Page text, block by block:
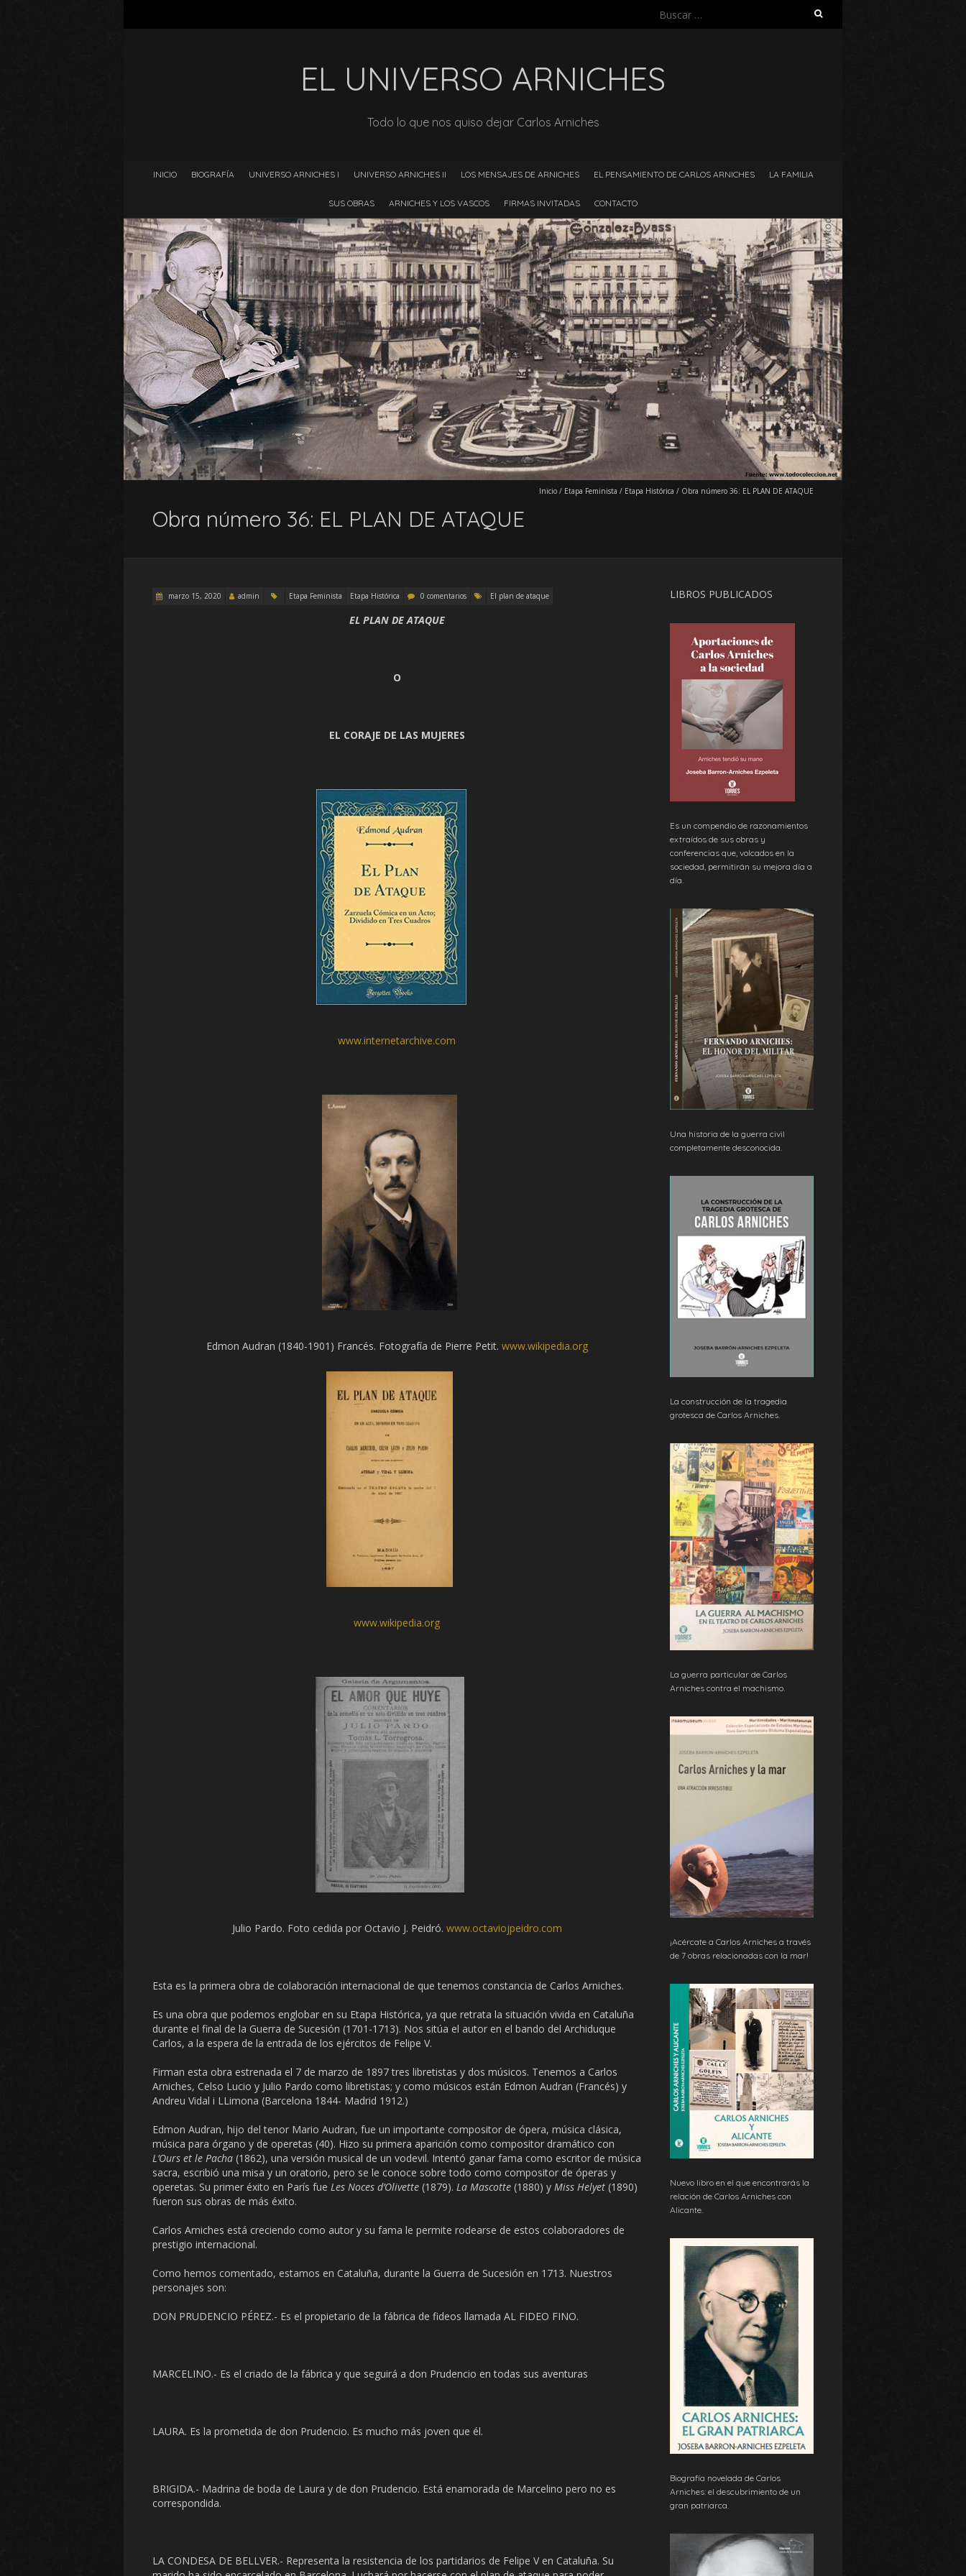
Buscar:
EL UNIVERSO ARNICHES
Todo lo que nos quiso dejar Carlos Arniches
INICIO BIOGRAFÍA UNIVERSO ARNICHES I UNIVERSO ARNICHES II LOS MENSAJES DE ARNICHES EL PENSAMIENTO DE CARLOS ARNICHES LA FAMILIA
SUS OBRAS ARNICHES Y LOS VASCOS FIRMAS INVITADAS CONTACTO
Inicio / Etapa Feminista / Etapa Histórica / Obra número 36: EL PLAN DE ATAQUE
Obra número 36: EL PLAN DE ATAQUE
marzo 15, 2020 admin Etapa Feminista Etapa Histórica 0 comentarios El plan de ataque
EL PLAN DE ATAQUE
O
EL CORAJE DE LAS MUJERES
www.internetarchive.com
Edmon Audran (1840-1901) Francés. Fotografía de Pierre Petit. www.wikipedia.org
www.wikipedia.org
Julio Pardo. Foto cedida por Octavio J. Peidró. www.octaviojpeidro.com
Esta es la primera obra de colaboración internacional de que tenemos constancia de Carlos Arniches.
Es una obra que podemos englobar en su Etapa Histórica, ya que retrata la situación vivida en Cataluña
durante el final de la Guerra de Sucesión (1701-1713). Nos sitúa el autor en el bando del Archiduque
Carlos, a la espera de la entrada de los ejércitos de Felipe V.
Firman esta obra estrenada el 7 de marzo de 1897 tres libretistas y dos músicos. Tenemos a Carlos
Arniches, Celso Lucio y Julio Pardo como libretistas; y como músicos están Edmon Audran (Francés) y
Andreu Vidal i LLimona (Barcelona 1844- Madrid 1912.)
Edmon Audran, hijo del tenor Mario Audran, fue un importante compositor de ópera, música clásica,
música para órgano y de operetas (40). Hizo su primera aparición como compositor dramático con
L’Ours et le Pacha (1862), una versión musical de un vodevil. Intentó ganar fama como escritor de música
sacra, escribió una misa y un oratorio, pero se le conoce sobre todo como compositor de óperas y
operetas. Su primer éxito en París fue Les Noces d’Olivette (1879). La Mascotte (1880) y Miss Helyet (1890)
fueron sus obras de más éxito.
Carlos Arniches está creciendo como autor y su fama le permite rodearse de estos colaboradores de
prestigio internacional.
Como hemos comentado, estamos en Cataluña, durante la Guerra de Sucesión en 1713. Nuestros
personajes son:
DON PRUDENCIO PÉREZ.- Es el propietario de la fábrica de fideos llamada AL FIDEO FINO.
MARCELINO.- Es el criado de la fábrica y que seguirá a don Prudencio en todas sus aventuras
LAURA. Es la prometida de don Prudencio. Es mucho más joven que él.
BRIGIDA.- Madrina de boda de Laura y de don Prudencio. Está enamorada de Marcelino pero no es
correspondida.
LA CONDESA DE BELLVER.- Representa la resistencia de los partidarios de Felipe V en Cataluña. Su
LIBROS PUBLICADOS
Es un compendio de razonamientos
extraídos de sus obras y
conferencias que, volcados en la
sociedad, permitirán su mejora día a
día.
Una historia de la guerra civil
completamente desconocida.
La construcción de la tragedia
grotesca de Carlos Arniches.
La guerra particular de Carlos
Arniches contra el machismo.
¡Acércate a Carlos Arniches a través
de 7 obras relacionadas con la mar!
Nuevo libro en el que encontrarás la
relación de Carlos Arniches con
Alicante.
Biografía novelada de Carlos
Arniches: el descubrimiento de un
gran patriarca.